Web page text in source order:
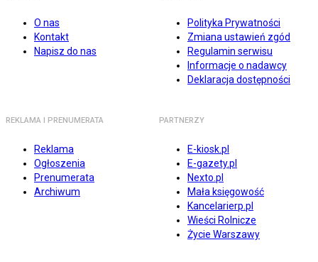
O nas
Kontakt
Napisz do nas
Polityka Prywatności
Zmiana ustawień zgód
Regulamin serwisu
Informacje o nadawcy
Deklaracja dostępności
REKLAMA I PRENUMERATA
Reklama
Ogłoszenia
Prenumerata
Archiwum
PARTNERZY
E-kiosk.pl
E-gazety.pl
Nexto.pl
Mała księgowość
Kancelarierp.pl
Wieści Rolnicze
Życie Warszawy